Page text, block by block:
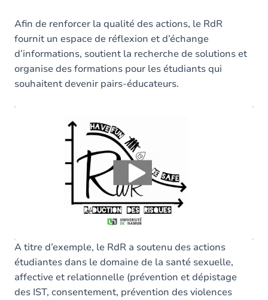
Afin de renforcer la qualité des actions, le RdR
fournit un espace de réflexion et d’échange
d’informations, soutient la recherche de solutions et
organise des formations pour les étudiants qui
souhaitent devenir pairs-éducateurs.
Vous devez accepter les cookies
pouvoir lire la vidéo. Acceptez-vous les cookies
Youtube?
Oui
Toujours
Manage privacy settings
A titre d’exemple, le RdR a soutenu des actions
étudiantes dans le domaine de la santé sexuelle,
affective et relationnelle (prévention et dépistage
des IST, consentement, prévention des violences